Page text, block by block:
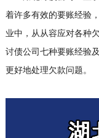
着许多有效的要账经验
业中，从从容应对各种
讨债公司七种要账经验
更好地处理欠款问题。